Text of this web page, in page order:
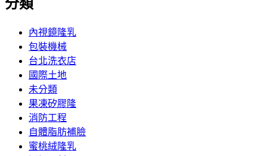
分類
內視鏡隆乳
包裝機械
台北洗衣店
國際土地
未分類
果凍矽膠隆
消防工程
自體脂肪補臉
蜜桃絨隆乳